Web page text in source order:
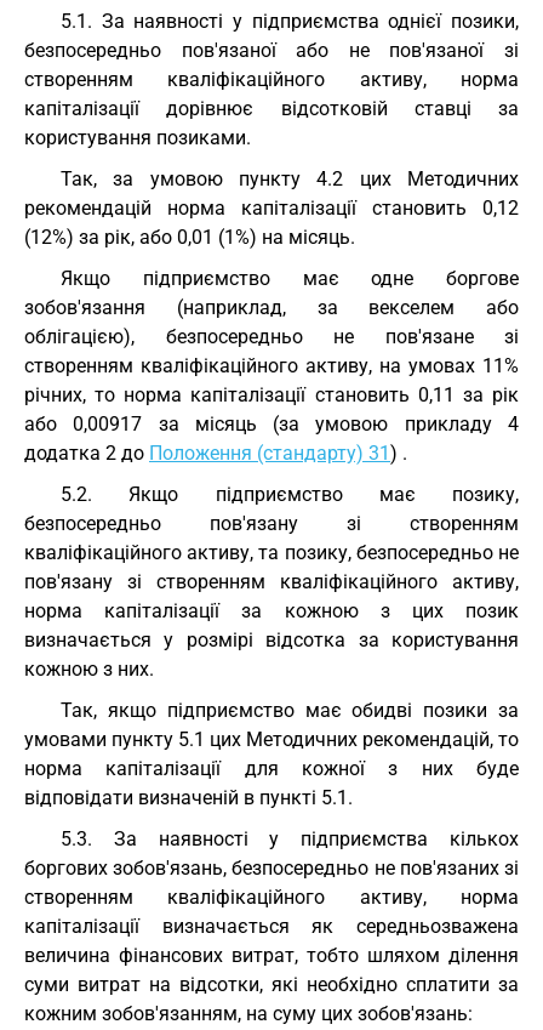
5.1. За наявності у підприємства однієї позики,
безпосередньо пов'язаної або не пов'язаної зі
створенням кваліфікаційного активу, норма
капіталізації дорівнює відсотковій ставці за
користування позиками.
Так, за умовою пункту 4.2 цих Методичних
рекомендацій норма капіталізації становить 0,12
(12%) за рік, або 0,01 (1%) на місяць.
Якщо підприємство має одне боргове
зобов'язання (наприклад, за векселем або
облігацією), безпосередньо не пов'язане зі
створенням кваліфікаційного активу, на умовах 11%
річних, то норма капіталізації становить 0,11 за рік
або 0,00917 за місяць (за умовою прикладу 4
додатка 2 до Положення (стандарту) 31) .
5.2. Якщо підприємство має позику,
безпосередньо пов'язану зі створенням
кваліфікаційного активу, та позику, безпосередньо не
пов'язану зі створенням кваліфікаційного активу,
норма капіталізації за кожною з цих позик
визначається у розмірі відсотка за користування
кожною з них.
Так, якщо підприємство має обидві позики за
умовами пункту 5.1 цих Методичних рекомендацій, то
норма капіталізації для кожної з них буде
відповідати визначеній в пункті 5.1.
5.3. За наявності у підприємства кількох
боргових зобов'язань, безпосередньо не пов'язаних зі
створенням кваліфікаційного активу, норма
капіталізації визначається як середньозважена
величина фінансових витрат, тобто шляхом ділення
суми витрат на відсотки, які необхідно сплатити за
кожним зобов'язанням, на суму цих зобов'язань: